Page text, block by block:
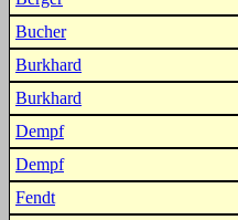
Bucher
Burkhard
Burkhard
Dempf
Dempf
Fendt